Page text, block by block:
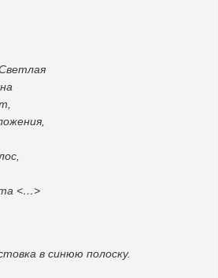
<…>
в синюю полоску.